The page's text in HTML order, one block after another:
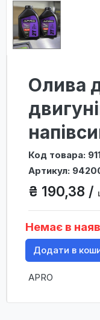
Олива
Код товара:
Артикул:
₴ 190,38 /
Немає в
Додати в
APRO